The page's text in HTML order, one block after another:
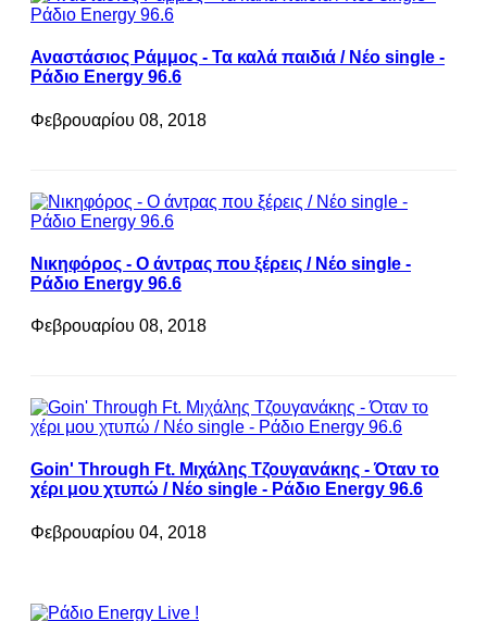
Αναστάσιος Ράμμος - Τα καλά παιδιά / Νέο single -
Ράδιο Energy 96.6
Φεβρουαρίου 08, 2018
Νικηφόρος - Ο άντρας που ξέρεις / Νέο single -
Ράδιο Energy 96.6
Φεβρουαρίου 08, 2018
Goin' Through Ft. Μιχάλης Τζουγανάκης - Όταν το
χέρι μου χτυπώ / Νέο single - Ράδιο Energy 96.6
Φεβρουαρίου 04, 2018